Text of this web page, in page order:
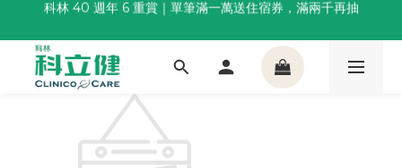
董事長推薦保養組合｜體驗價 $1,800 起，最高享 6 折
科林 40 週年 6 重賞｜單筆滿一萬送住宿券，滿兩千再抽
🌙覺好眠全新升級 | 10入體驗組限時$359，感受放鬆入睡
董事長推薦保養組合｜體驗價 $1,800 起，最高享 6 折